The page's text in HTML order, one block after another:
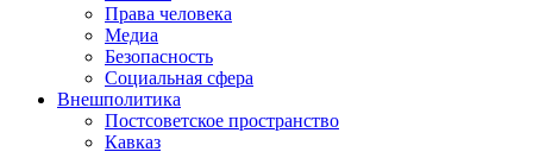
Права человека
Медиа
Безопасность
Социальная сфера
Внешполитика
Постсоветское пространство
Кавказ